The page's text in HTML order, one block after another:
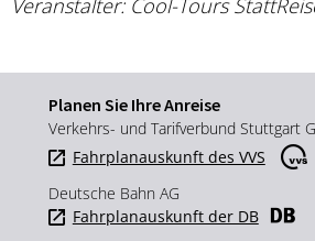
Veranstalter: Cool-Tours
Planen Sie Ihre Anreise
Verkehrs- und Tarifverbund Stuttgart
Fahrplanauskunft des VVS
Deutsche Bahn AG
Fahrplanauskunft der DB